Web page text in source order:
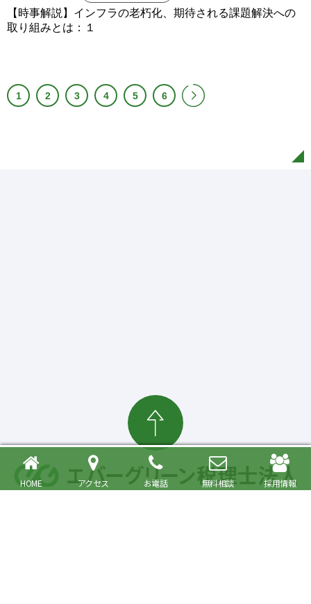
HOME アクセス お電話 無料相談 採用情報
【時事解説】インフラの老朽化、期待される課題解決への
取り組みとは：１
1 2 3 4 5 6